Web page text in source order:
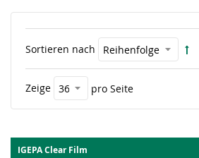
Sortieren nach
Zeige pro Seite
IGEPA Clear Film